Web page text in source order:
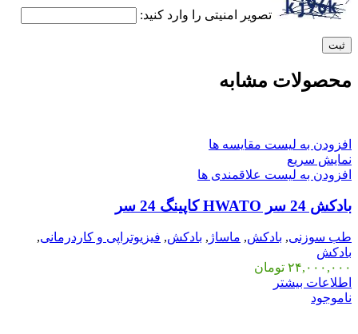
تصویر امنیتی را وارد کنید:
محصولات مشابه
افزودن به لیست مقایسه ها
نمایش سریع
افزودن به لیست علاقمندی ها
بادکش 24 سر HWATO کاپینگ 24 سر
طب سوزنی, بادکش, ماساژ , بادکش, فیزیوتراپی و کاردرمانی,
بادکش
۲۴,۰۰۰,۰۰۰ تومان
اطلاعات بیشتر
ناموجود